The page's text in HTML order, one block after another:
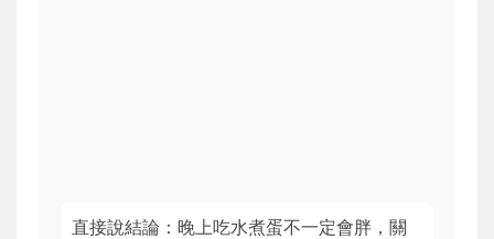
直接說結論：晚上吃水煮蛋不一定會胖，關